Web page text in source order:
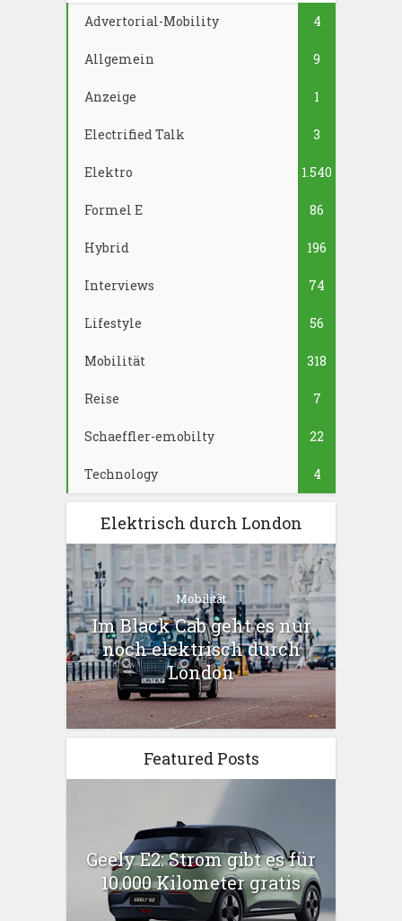
Advertorial-Mobility 4
Allgemein 9
Anzeige 1
Electrified Talk 3
Elektro 1.540
Formel E 86
Hybrid 196
Interviews 74
Lifestyle 56
Mobilität 318
Reise 7
Schaeffler-emobilty 22
Technology 4
Elektrisch durch London
Mobilität
Im Black Cab geht es nur
noch elektrisch durch
London
Featured Posts
Geely E2: Strom gibt es für
10.000 Kilometer gratis